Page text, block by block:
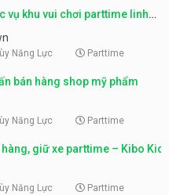
vụ khu vui chơi parttime linh
Năng Lực Parttime
bán hàng shop mỹ phẩm
Năng Lực Parttime
giữ xe parttime – Kibo Kid
Năng Lực Parttime